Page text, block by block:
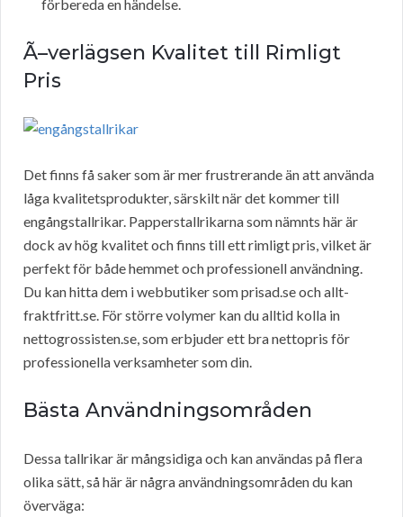
förbereda en händelse.
Ã–verlägsen Kvalitet till Rimligt
Pris
Det finns få saker som är mer frustrerande än att använda
låga kvalitetsprodukter, särskilt när det kommer till
engångstallrikar. Papperstallrikarna som nämnts här är
dock av hög kvalitet och finns till ett rimligt pris, vilket är
perfekt för både hemmet och professionell användning.
Du kan hitta dem i webbutiker som prisad.se och allt-
fraktfritt.se. För större volymer kan du alltid kolla in
nettogrossisten.se, som erbjuder ett bra nettopris för
professionella verksamheter som din.
Bästa Användningsområden
Dessa tallrikar är mångsidiga och kan användas på flera
olika sätt, så här är några användningsområden du kan
överväga: